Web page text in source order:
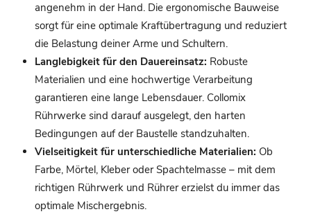
angenehm in der Hand. Die ergonomische Bauweise
sorgt für eine optimale Kraftübertragung und reduziert
die Belastung deiner Arme und Schultern.
Langlebigkeit für den Dauereinsatz: Robuste
Materialien und eine hochwertige Verarbeitung
garantieren eine lange Lebensdauer. Collomix
Rührwerke sind darauf ausgelegt, den harten
Bedingungen auf der Baustelle standzuhalten.
Vielseitigkeit für unterschiedliche Materialien: Ob
Farbe, Mörtel, Kleber oder Spachtelmasse – mit dem
richtigen Rührwerk und Rührer erzielst du immer das
optimale Mischergebnis.